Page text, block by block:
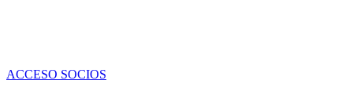
ACCESO SOCIOS